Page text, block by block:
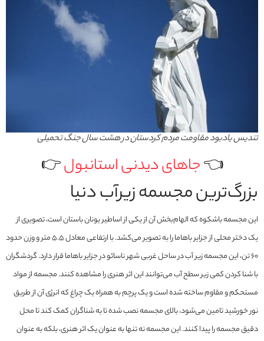
تندیس یادبود مقاومت مردم کردستان در هشت سال جنگ تحمیلی
👈جاهای دیدنی استانبول👉
بزرگ‌ترین مجسمه زیرآب دنیا
این مجسمه باشکوه که الهام‌بخش آن از یکی از اساطیر یونان باستان است، تصویری از
یک دختر محلی از جزایر باهاما را به تصویر می‌کشد. با ارتفاعی معادل ۵.۵ متر و وزن حدود
60 تن، این مجسمه زیر آب در ساحل غربی شهر ناسائو در جزایر باهاما قرار دارد. گردشگران
با شنا کردن کمی زیر سطح آب می‌توانند این اثر هنری را مشاهده کنند. مجسمه از مواد
مستحکم و مقاوم ساخته شده است و یک پرچم به همراه یک چراغ که انرژی آن از طریق
نور خورشید تامین می‌شود، بالای مجسمه نصب شده تا به شناگران کمک کند تا محل
دقیق مجسمه را پیدا کنند. این مجسمه نه تنها به عنوان یک اثر هنری، بلکه به عنوان